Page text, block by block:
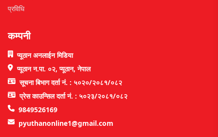
प्रविधि
कम्पनी
प्यूठान अनलाईन मिडिया
प्यूठान न.पा. ०२, प्यूठान, नेपाल
सूचना बिभाग दर्ता नं. : ५०२०/२०८१/०८२
प्रेस काउन्सिल दर्ता नं. : ५०२३/२०८१/०८२
9849526169
pyuthanonline1@gmail.com